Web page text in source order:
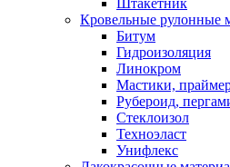
Штакетник
Кровельные рулонные
Битум
Гидроизоляция
Линокром
Мастики,
Рубероид,
Стеклоизол
Техноэласт
Унифлекс